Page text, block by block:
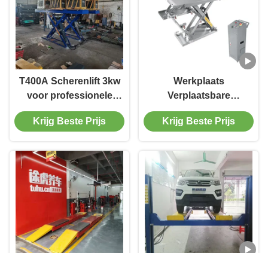
T400A Scherenlift 3kw
voor professionele
wiellaanpassingswinkels
Krijg Beste Prijs
Werkplaats
Verplaatsbare
voertuighefmachine met
een hoogte van
Krijg Beste Prijs